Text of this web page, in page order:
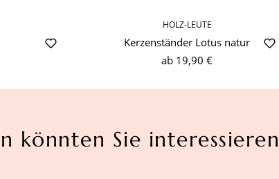
HOLZ-LEUTE
Kerzenständer Lotus natur
ab 19,90 €
könnten Sie interessieren